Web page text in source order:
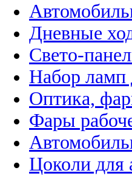
Дневные
Свето-
Набор ламп
Оптика,
Фары
Цоколи для